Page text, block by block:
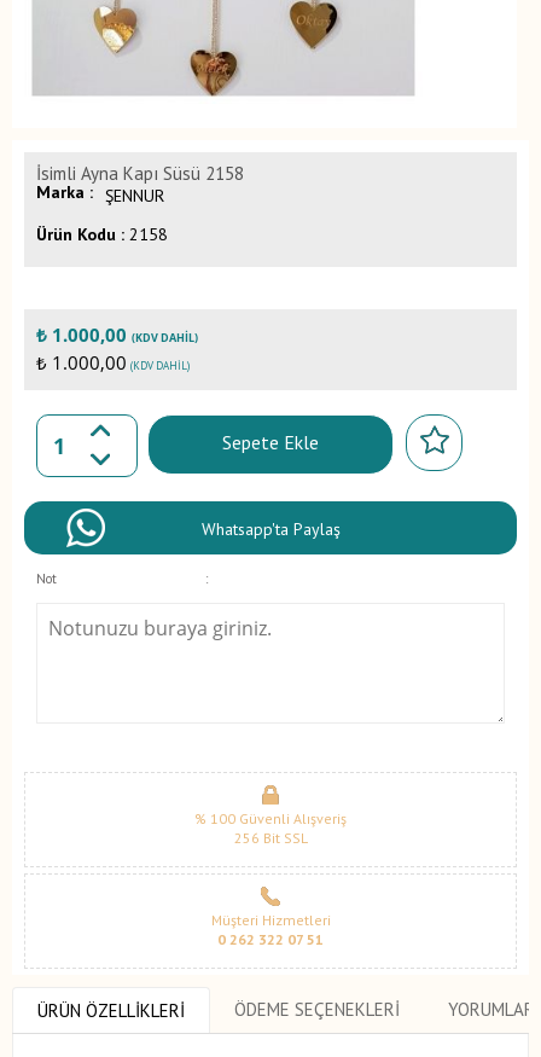
İsimli Ayna Kapı Süsü 2158
Marka : ŞENNUR
Ürün Kodu : 2158
₺ 1.000,00 (KDV DAHIL)
₺ 1.000,00 (KDV DAHIL)
Sepete Ekle
Whatsapp'ta Paylaş
Not :
% 100 Güvenli Alışveriş
256 Bit SSL
Müşteri Hizmetleri
0 262 322 07 51
ÜRÜN ÖZELLIKLERI ÖDEME SEÇENEKLERI YORUMLAR